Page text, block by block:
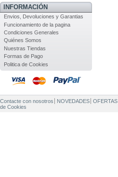
INFORMACIÓN
Envios, Devoluciones y Garantias
Funcionamiento de la pagina
Condiciones Generales
Quiénes Somos
Nuestras Tiendas
Formas de Pago
Politica de Cookies
Contacte con nosotros NOVEDADES OFERTAS
de Cookies